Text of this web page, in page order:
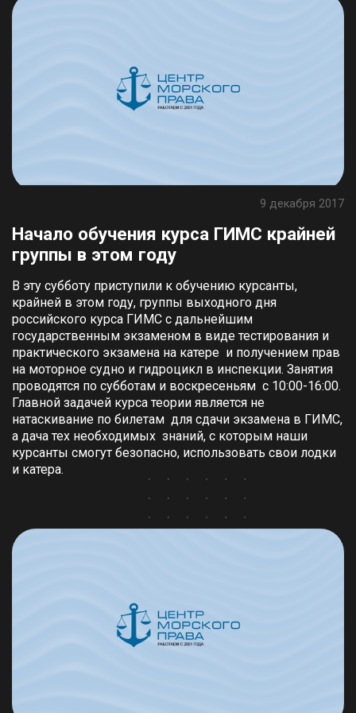
9 декабря 2017
Начало обучения курса ГИМС крайней
группы в этом году
В эту субботу приступили к обучению курсанты,
крайней в этом году, группы выходного дня
российского курса ГИМС с дальнейшим
государственным экзаменом в виде тестирования и
практического экзамена на катере и получением прав
на моторное судно и гидроцикл в инспекции. Занятия
проводятся по субботам и воскресеньям с 10:00-16:00.
Главной задачей курса теории является не
натаскивание по билетам для сдачи экзамена в ГИМС,
а дача тех необходимых знаний, с которым наши
курсанты смогут безопасно, использовать свои лодки
и катера.